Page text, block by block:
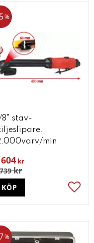
8" stav-
min
kr
kr
%
KÖP
%